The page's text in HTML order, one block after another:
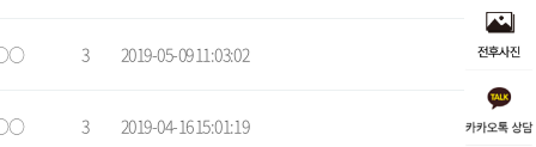
3 2019-05-09 11:03:02
3 2019-04-16 15:01:19